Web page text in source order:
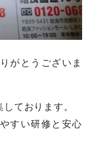
がとうございま
ております。
すい研修と安心